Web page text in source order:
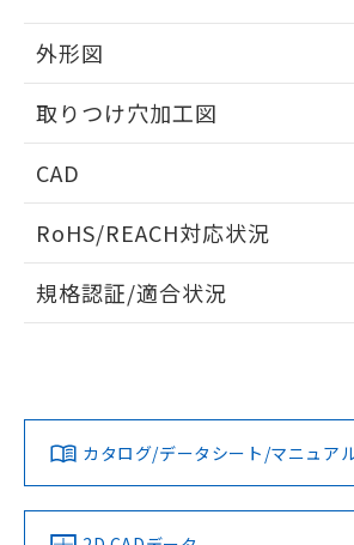
外形図
取りつけ穴加工図
CAD
ドすることができます。
ログイン/会員登録
ダウンロードデータをご利用いただく前
みください。
ソフトウェアの使用条件
RoHS/REACH対応状況
EU RoHS 注意事項・凡例
対応済み
規格認証/適合状況
カタログ/データシート/マニュア